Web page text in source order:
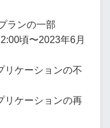
ランの一部
頃〜2023年6月
リケーションの不
リケーションの再